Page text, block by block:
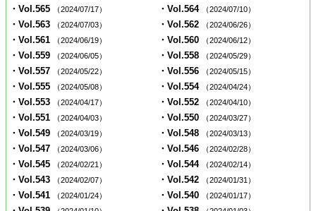
・Vol.565 （2024/07/17） ・Vol.564 （2024/07/10）
・Vol.563 （2024/07/03） ・Vol.562 （2024/06/26）
・Vol.561 （2024/06/19） ・Vol.560 （2024/06/12）
・Vol.559 （2024/06/05） ・Vol.558 （2024/05/29）
・Vol.557 （2024/05/22） ・Vol.556 （2024/05/15）
・Vol.555 （2024/05/08） ・Vol.554 （2024/04/24）
・Vol.553 （2024/04/17） ・Vol.552 （2024/04/10）
・Vol.551 （2024/04/03） ・Vol.550 （2024/03/27）
・Vol.549 （2024/03/19） ・Vol.548 （2024/03/13）
・Vol.547 （2024/03/06） ・Vol.546 （2024/02/28）
・Vol.545 （2024/02/21） ・Vol.544 （2024/02/14）
・Vol.543 （2024/02/07） ・Vol.542 （2024/01/31）
・Vol.541 （2024/01/24） ・Vol.540 （2024/01/17）